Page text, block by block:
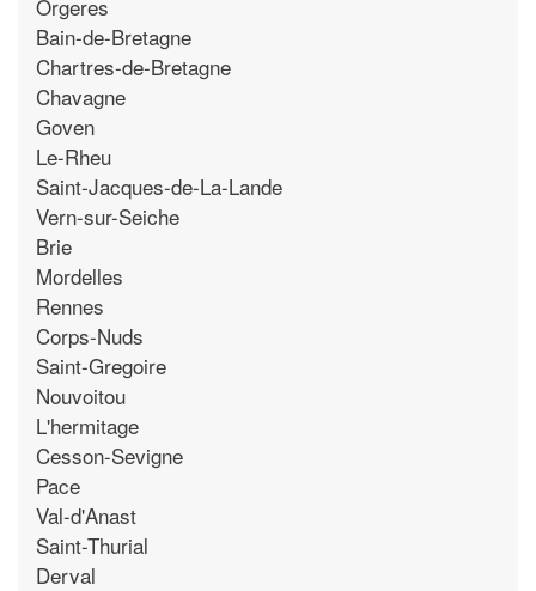
Orgeres
Bain-de-Bretagne
Chartres-de-Bretagne
Chavagne
Goven
Le-Rheu
Saint-Jacques-de-La-Lande
Vern-sur-Seiche
Brie
Mordelles
Rennes
Corps-Nuds
Saint-Gregoire
Nouvoitou
L'hermitage
Cesson-Sevigne
Pace
Val-d'Anast
Saint-Thurial
Derval